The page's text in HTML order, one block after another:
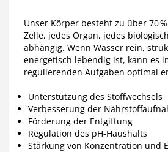
Unser Körper besteht zu über 70
Zelle, jedes Organ, jedes
abhängig. Wenn Wasser rein,
energetisch lebendig ist, kann es
regulierenden Aufgaben optimal
Unterstützung des Stoffwechsels
Verbesserung der
Förderung der Entgiftung
Regulation des pH-Haushalts
Stärkung von Konzentration und